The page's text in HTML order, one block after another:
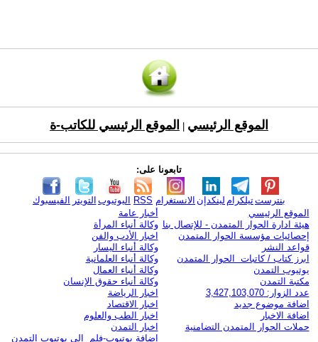
الموقع الرئيسي الموقع الرئيسي للكاتب-ة
تابعونا على:
الفيسبوك التويتر اليوتيوب RSS الانستغرام لينكدإن تيلكرامبنترست
الموقع الرئيسي
هيئة ادارة الحوار المتمدن - للإتصال بنا
إحصائيات مؤسسة الحوار المتمدن
قواعد النشر
ابرز كتاب / كاتبات الحوار المتمدن
يوتيوب التمدن
مكتبة التمدن
عدد الزوار: 3,427,103,070
اضافة موضوع جديد
اضافة الاخبار
حملات الحوار المتمدن التضامنية
أخبار عامة
وكالة أنباء المرأة
اخبار الأدب والفن
وكالة أنباء اليسار
وكالة أنباء العلمانية
وكالة أنباء العمال
وكالة أنباء حقوق الإنسان
اخبار الرياضة
اخبار الاقتصاد
اخبار الطب والعلوم
اخبار التمدن
إضافة يوتيوب-فلم إلى يوتيوب التمدن